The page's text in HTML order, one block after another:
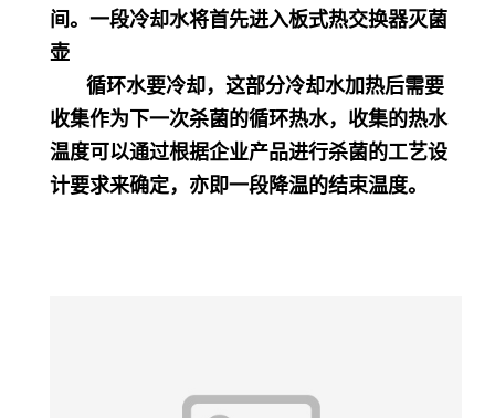
间。一段冷却水将首先进入板式热交换器灭菌
壶
循环水要冷却，这部分冷却水加热后需要
收集作为下一次杀菌的循环热水，收集的热水
温度可以通过根据企业产品进行杀菌的工艺设
计要求来确定，亦即一段降温的结束温度。